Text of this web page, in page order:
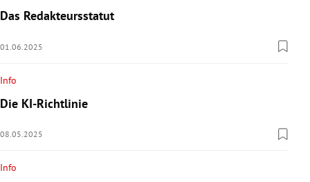
Das Redakteursstatut
01.06.2025
Info
Die KI-Richtlinie
08.05.2025
Info